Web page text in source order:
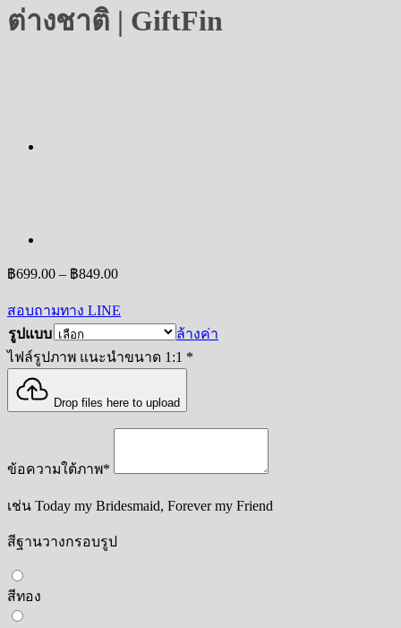
ต่างชาติ | GiftFin
฿699.00 – ฿849.00Price
฿699.00
through
฿849.00
สอบถามทาง LINE
รูปแบบ
ล้างค่า
ไฟล์รูปภาพ แนะนำขนาด 1:1 *
Drop files here to upload
ข้อความใต้ภาพ*
เช่น Today my Bridesmaid, Forever my Friend
สีฐานวางกรอบรูป
สีทอง